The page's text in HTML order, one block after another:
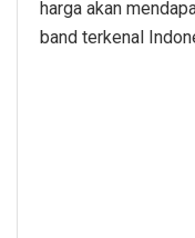
harga akan
band terkenal